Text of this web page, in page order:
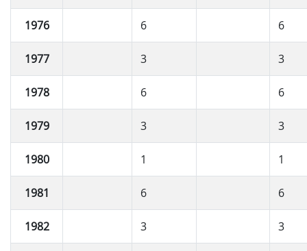
1976 6 6
1977 3 3
1978 6 6
1979 3 3
1980 1 1
1981 6 6
1982 3 3